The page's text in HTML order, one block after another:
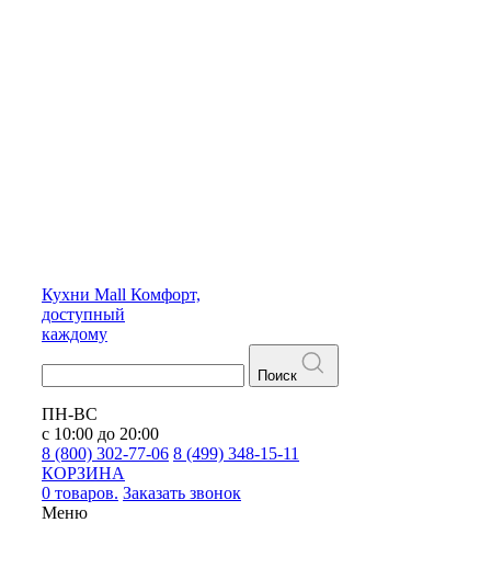
Кухни Mall Комфорт,
доступный
каждому
Поиск
ПН-ВС
с 10:00 до 20:00
8 (800) 302-77-06 8 (499) 348-15-11
КОРЗИНА
0 товаров. Заказать звонок
Меню